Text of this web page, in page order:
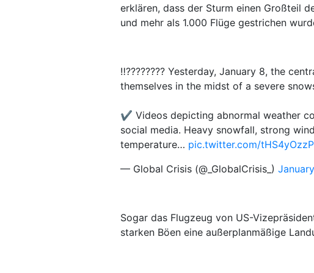
erklären, dass der Sturm einen Großteil
und mehr als 1.000 Flüge gestrichen
‼️???????? Yesterday, January 8, the
themselves in the midst of a severe
✔️ Videos depicting abnormal weather
social media. Heavy snowfall, strong
temperature… pic.twitter.com/
— Global Crisis (@_GlobalCrisis_)
Sogar das Flugzeug von US-
starken Böen eine außerplanmäßige